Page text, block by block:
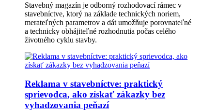
Stavebný magazín je odborný rozhodovací rámec v
stavebníctve, ktorý na základe technických noriem,
merateľných parametrov a dát umožňuje porovnateľné
a technicky obhájiteľné rozhodnutia počas celého
životného cyklu stavby.
Reklama v stavebníctve: praktický
sprievodca, ako získať zákazky bez
vyhadzovania peňazí